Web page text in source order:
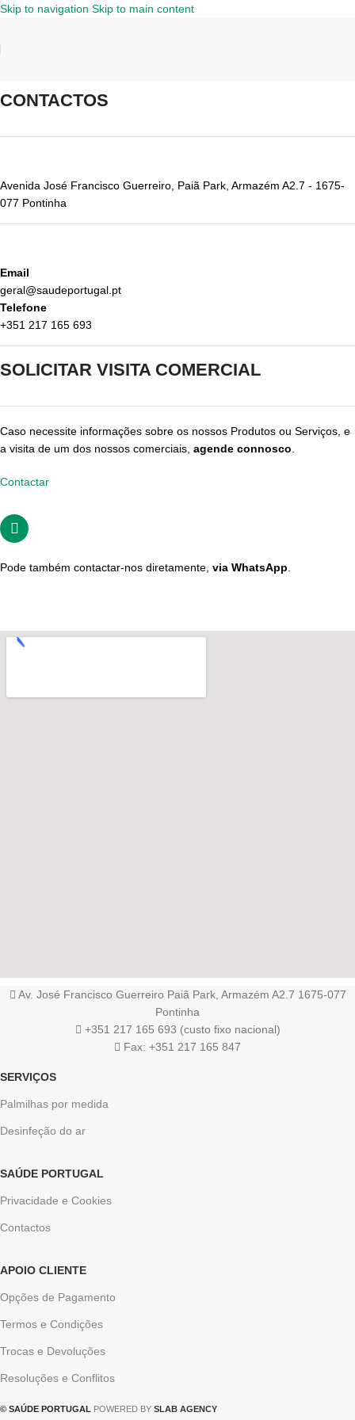
Skip to navigation Skip to main content
CONTACTOS
Avenida José Francisco Guerreiro, Paiã Park, Armazém A2.7 - 1675-
077 Pontinha
Email
geral@saudeportugal.pt
Telefone
+351 217 165 693
SOLICITAR VISITA COMERCIAL
Caso necessite informações sobre os nossos Produtos ou Serviços, e
a visita de um dos nossos comerciais, agende connosco
Contactar
Pode também contactar-nos diretamente, via WhatsApp
Av. José Francisco Guerreiro Paiã Park, Armazém A2.7 1675-077
Pontinha
+351 217 165 693 (custo fixo nacional)
Fax: +351 217 165 847
SERVIÇOS
Palmilhas por medida
Desinfeção do ar
SAÚDE PORTUGAL
Privacidade e Cookies
Contactos
APOIO CLIENTE
Opções de Pagamento
Termos e Condições
Trocas e Devoluções
Resoluções e Conflitos
© SAÚDE PORTUGAL POWERED BY SLAB AGENCY